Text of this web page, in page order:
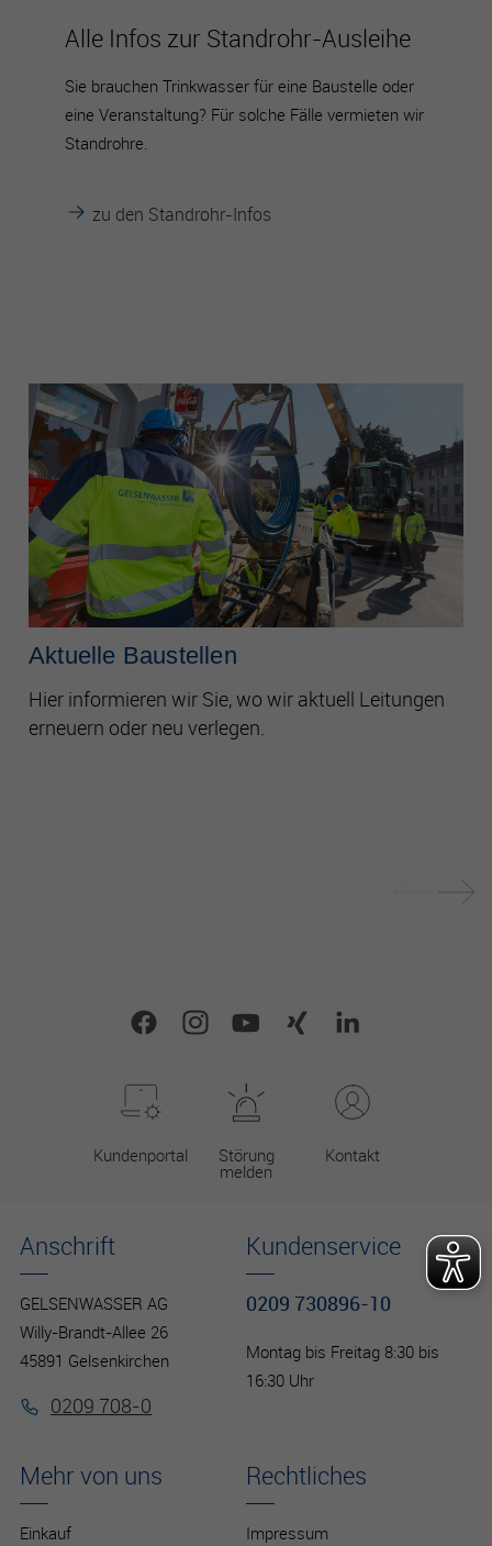
Alle Infos zur Standrohr-Ausleihe
Sie brauchen Trinkwasser für eine Baustelle oder
eine Veranstaltung? Für solche Fälle vermieten wir
Standrohre.
zu den Standrohr-Infos
Aktuelle Baustellen
Hier informieren wir Sie, wo wir aktuell Leitungen
erneuern oder neu verlegen.
Kundenportal Störung
melden
Kontakt
Mehr von uns
Einkauf
Rechtliches
Impressum
Kundenservice
0209 730896-10
Montag bis Freitag 8:30 bis
16:30 Uhr
Anschrift
GELSENWASSER AG
Willy-Brandt-Allee 26
45891 Gelsenkirchen
0209 708-0